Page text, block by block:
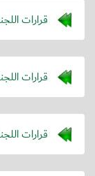
قرارات
قرارات
قرارات